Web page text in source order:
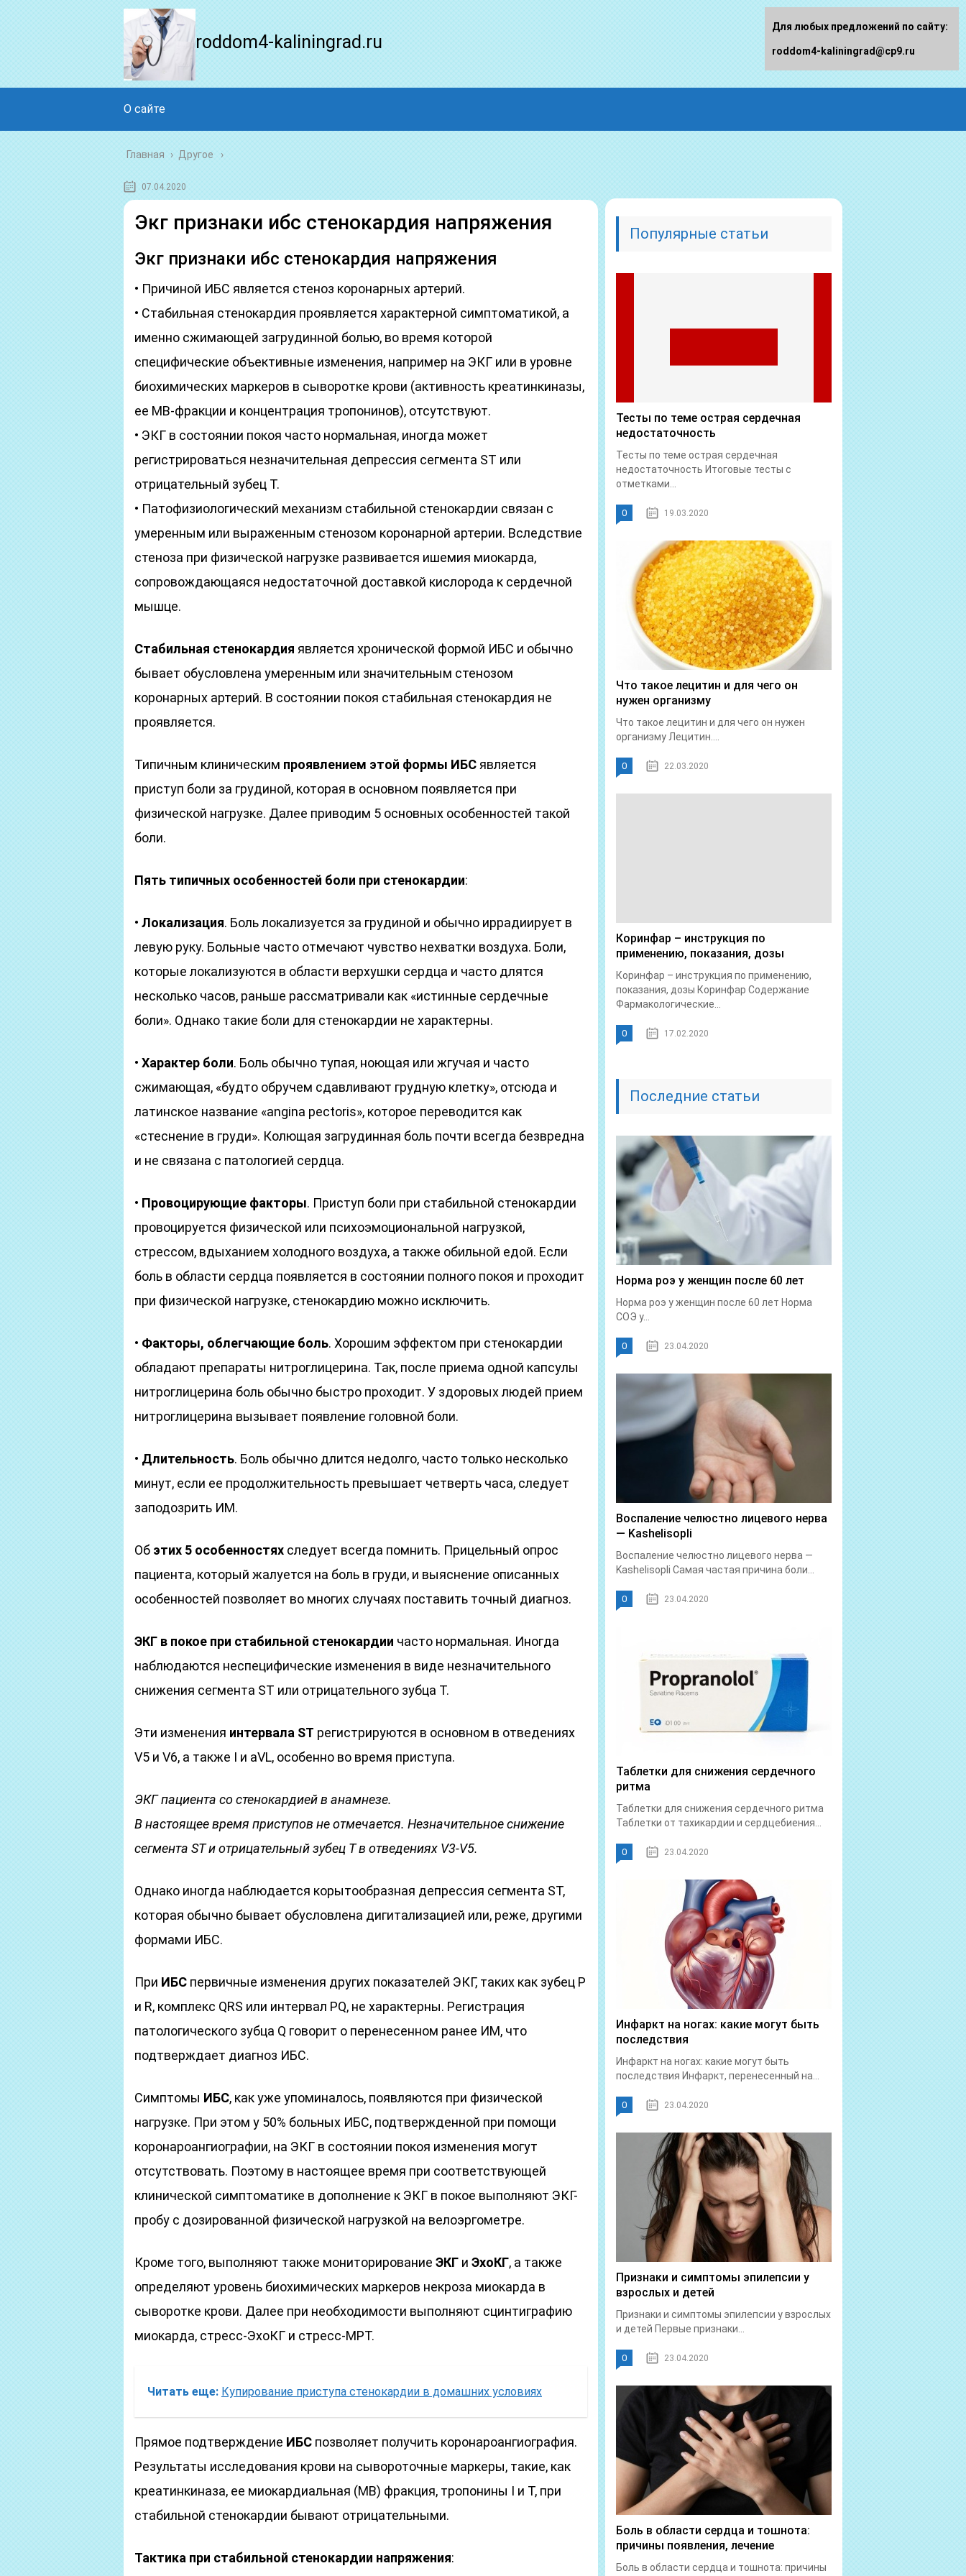
roddom4-kaliningrad.ru
О сайте
Главная › Другое
07.04.2020
Экг признаки ибс стенокардия напряжения
Экг признаки ибс стенокардия напряжения
• Причиной ИБС является стеноз коронарных артерий.
• Стабильная стенокардия проявляется характерной симптоматикой, а
именно сжимающей загрудинной болью, во время которой
специфические объективные изменения, например на ЭКГ или в уровне
биохимических маркеров в сыворотке крови (активность креатинкиназы,
ее МВ-фракции и концентрация тропонинов), отсутствуют.
• ЭКГ в состоянии покоя часто нормальная, иногда может
регистрироваться незначительная депрессия сегмента ST или
отрицательный зубец Т.
• Патофизиологический механизм стабильной стенокардии связан с
умеренным или выраженным стенозом коронарной артерии. Вследствие
стеноза при физической нагрузке развивается ишемия миокарда,
сопровождающаяся недостаточной доставкой кислорода к сердечной
мышце.
Стабильная стенокардия является хронической формой ИБС и обычно
бывает обусловлена умеренным или значительным стенозом
коронарных артерий. В состоянии покоя стабильная стенокардия не
проявляется.
Типичным клиническим проявлением этой формы ИБС является
приступ боли за грудиной, которая в основном появляется при
физической нагрузке. Далее приводим 5 основных особенностей такой
боли.
Пять типичных особенностей боли при стенокардии:
• Локализация. Боль локализуется за грудиной и обычно иррадиирует в
левую руку. Больные часто отмечают чувство нехватки воздуха. Боли,
которые локализуются в области верхушки сердца и часто длятся
несколько часов, раньше рассматривали как «истинные сердечные
боли». Однако такие боли для стенокардии не характерны.
• Характер боли. Боль обычно тупая, ноющая или жгучая и часто
сжимающая, «будто обручем сдавливают грудную клетку», отсюда и
латинское название «angina pectoris», которое переводится как
«стеснение в груди». Колющая загрудинная боль почти всегда безвредна
и не связана с патологией сердца.
• Провоцирующие факторы. Приступ боли при стабильной стенокардии
провоцируется физической или психоэмоциональной нагрузкой,
стрессом, вдыханием холодного воздуха, а также обильной едой. Если
боль в области сердца появляется в состоянии полного покоя и проходит
при физической нагрузке, стенокардию можно исключить.
• Факторы, облегчающие боль. Хорошим эффектом при стенокардии
обладают препараты нитроглицерина. Так, после приема одной капсулы
нитроглицерина боль обычно быстро проходит. У здоровых людей прием
нитроглицерина вызывает появление головной боли.
• Длительность. Боль обычно длится недолго, часто только несколько
минут, если ее продолжительность превышает четверть часа, следует
заподозрить ИМ.
Об этих 5 особенностях следует всегда помнить. Прицельный опрос
пациента, который жалуется на боль в груди, и выяснение описанных
особенностей позволяет во многих случаях поставить точный диагноз.
ЭКГ в покое при стабильной стенокардии часто нормальная. Иногда
наблюдаются неспецифические изменения в виде незначительного
снижения сегмента ST или отрицательного зубца Т.
Эти изменения интервала ST регистрируются в основном в отведениях
V5 и V6, а также I и aVL, особенно во время приступа.
ЭКГ пациента со стенокардией в анамнезе.
В настоящее время приступов не отмечается. Незначительное снижение
сегмента ST и отрицательный зубец Т в отведениях V3-V5.
Однако иногда наблюдается корытообразная депрессия сегмента ST,
которая обычно бывает обусловлена дигитализацией или, реже, другими
формами ИБС.
При ИБС первичные изменения других показателей ЭКГ, таких как зубец Р
и R, комплекс QRS или интервал PQ, не характерны. Регистрация
патологического зубца Q говорит о перенесенном ранее ИМ, что
подтверждает диагноз ИБС.
Симптомы ИБС, как уже упоминалось, появляются при физической
нагрузке. При этом у 50% больных ИБС, подтвержденной при помощи
коронароангиографии, на ЭКГ в состоянии покоя изменения могут
отсутствовать. Поэтому в настоящее время при соответствующей
клинической симптоматике в дополнение к ЭКГ в покое выполняют ЭКГ-
пробу с дозированной физической нагрузкой на велоэргометре.
Кроме того, выполняют также мониторирование ЭКГ и ЭхоКГ, а также
определяют уровень биохимических маркеров некроза миокарда в
сыворотке крови. Далее при необходимости выполняют сцинтиграфию
миокарда, стресс-ЭхоКГ и стресс-МРТ.
Читать еще: Купирование приступа стенокардии в домашних условиях
Прямое подтверждение ИБС позволяет получить коронароангиография.
Результаты исследования крови на сывороточные маркеры, такие, как
креатинкиназа, ее миокардиальная (MB) фракция, тропонины I и Т, при
стабильной стенокардии бывают отрицательными.
Тактика при стабильной стенокардии напряжения:
Популярные статьи
Тесты по теме острая сердечная
недостаточность
Тесты по теме острая сердечная
недостаточность Итоговые тесты с
отметками...
0 19.03.2020
Что такое лецитин и для чего он
нужен организму
Что такое лецитин и для чего он нужен
организму Лецитин....
0 22.03.2020
Коринфар – инструкция по
применению, показания, дозы
Коринфар – инструкция по применению,
показания, дозы Коринфар Содержание
Фармакологические...
0 17.02.2020
Последние статьи
Норма роэ у женщин после 60 лет
Норма роэ у женщин после 60 лет Норма
СОЭ у...
0 23.04.2020
Воспаление челюстно лицевого нерва
— Kashelisopli
Воспаление челюстно лицевого нерва —
Kashelisopli Самая частая причина боли...
0 23.04.2020
Таблетки для снижения сердечного
ритма
Таблетки для снижения сердечного ритма
Таблетки от тахикардии и сердцебиения...
0 23.04.2020
Инфаркт на ногах: какие могут быть
последствия
Инфаркт на ногах: какие могут быть
последствия Инфаркт, перенесенный на...
0 23.04.2020
Признаки и симптомы эпилепсии у
взрослых и детей
Признаки и симптомы эпилепсии у взрослых
и детей Первые признаки...
0 23.04.2020
Боль в области сердца и тошнота:
причины появления, лечение
Боль в области сердца и тошнота: причины
Для любых предложений по сайту:
roddom4-kaliningrad@cp9.ru